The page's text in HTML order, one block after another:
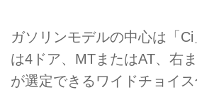
ガソリンモデルの中心は「
は4ドア、MTまたはAT、右
が選定できるワイドチョイ